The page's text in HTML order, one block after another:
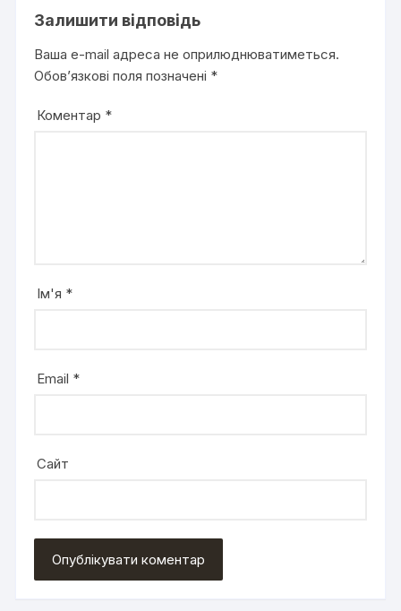
Залишити відповідь
Ваша e-mail адреса не оприлюднюватиметься.
Обов’язкові поля позначені *
Коментар *
Ім'я *
Email *
Сайт